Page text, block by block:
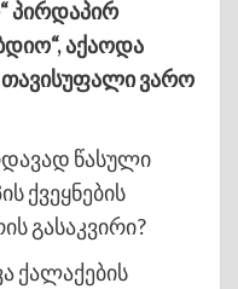
პირდაპირ
აქაოდა
ვარო
წასული
ქვეყნების
გასაკვირი?
ქალაქების